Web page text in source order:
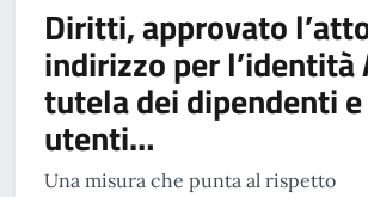
Diritti, approvato
indirizzo per l’identità
tutela dei dipendenti
utenti…
Una misura che punta al rispetto